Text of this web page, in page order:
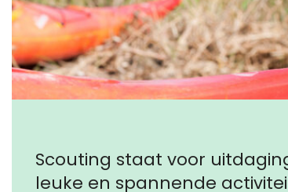
Scouting staat voor
leuke en spannende